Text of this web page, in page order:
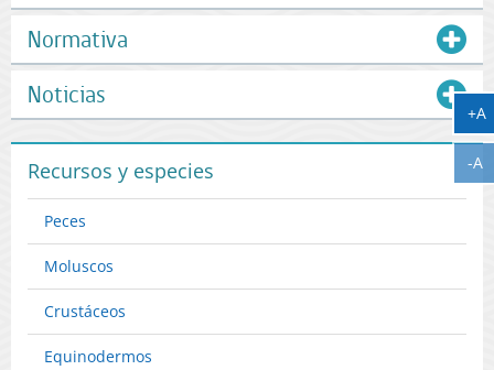
Normativa
Noticias
Recursos y especies
Peces
Moluscos
Crustáceos
Equinodermos
+A
-A